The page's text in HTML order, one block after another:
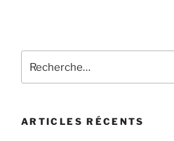
t
i
pour
ARTICLES RÉCENTS